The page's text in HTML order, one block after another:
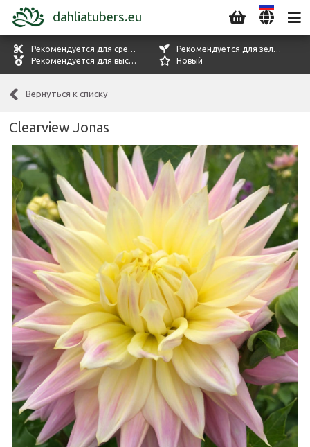
dahliatubers.eu
Рекомендуется для срезки цветов
Рекомендуется для зелени
Рекомендуется для выставок
Новый
Вернуться к списку
Clearview Jonas